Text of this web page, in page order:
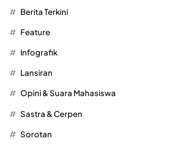
Berita Terkini
Feature
Infografik
Lansiran
Opini & Suara Mahasiswa
Sastra & Cerpen
Sorotan